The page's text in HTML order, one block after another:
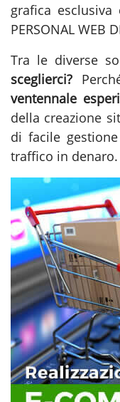
grafica
PERSONAL WEB
Tra le diverse
sceglierci?
ventennale
della creazione
di facile
traffico in denaro.